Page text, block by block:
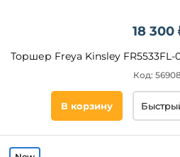
18 300
Торшер Freya Kinsley FR5533FL-
Код:
В корзину